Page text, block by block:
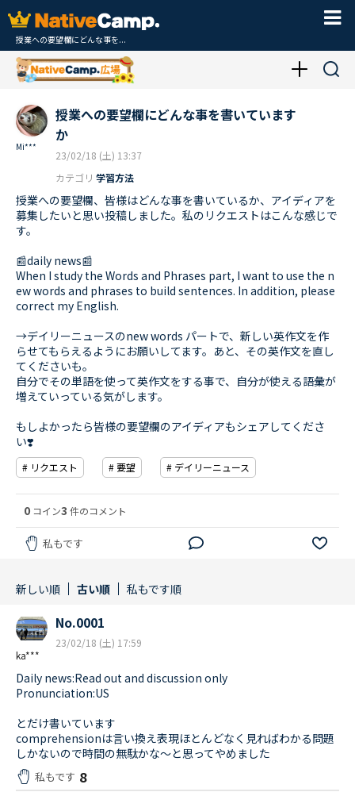
授業への要望欄にどんな事を...
Mi***
授業への要望欄にどんな事を書いています
か
23/02/18 (土) 13:37
カテゴリ 学習方法
授業への要望欄、皆様はどんな事を書いているか、アイディアを
募集したいと思い投稿しました。私のリクエストはこんな感じで
す。
📰daily news📰
When I study the Words and Phrases part, I want to use the n
ew words and phrases to build sentences. In addition, please
correct my English.
→デイリーニュースのnew words パートで、新しい英作文を作
らせてもらえるようにお願いしてます。あと、その英作文を直し
てくださいも。
自分でその単語を使って英作文をする事で、自分が使える語彙が
増えていっている気がします。
もしよかったら皆様の要望欄のアイディアもシェアしてくださ
い❣️
# リクエスト # 要望 # デイリーニュース
0 コイン3 件のコメント
私もです
新しい順 古い順 私もです順
ka***
No.0001
23/02/18 (土) 17:59
Daily news:Read out and discussion only
Pronunciation:US
とだけ書いています
comprehensionは言い換え表現ほとんどなく見ればわかる問題
しかないので時間の無駄かな～と思ってやめました
私もです 8